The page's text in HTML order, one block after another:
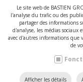
Le site web de BASTIEN
l'analyse du trafic ou des
partager des informations
d'analyse, les médias
avec d'autres informations que
de
Afficher les détails
RECHERCHER